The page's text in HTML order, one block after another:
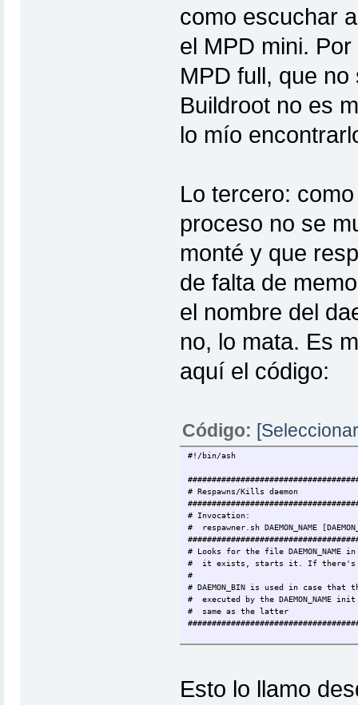
como escuchar
el MPD mini.
MPD full, que
Buildroot no es
lo mío
Lo tercero:
proceso no se
monté y que
de falta de
el nombre del
no, lo mata. Es
aquí el código:
Código:
#!/bin/ash
# Respawns/Kills daemon
# Invocation:
# respawner.sh DAEMON_NAME
# Looks for the file DAEMON_NAME
# it exists, starts it. If
#
# DAEMON_BIN is used in case that
# executed by the DAEMON_NAME
# same as the latter
if [[ $# -ge 1 ]]; then
LOCK_DIR=/home/lock/
Esto lo llamo